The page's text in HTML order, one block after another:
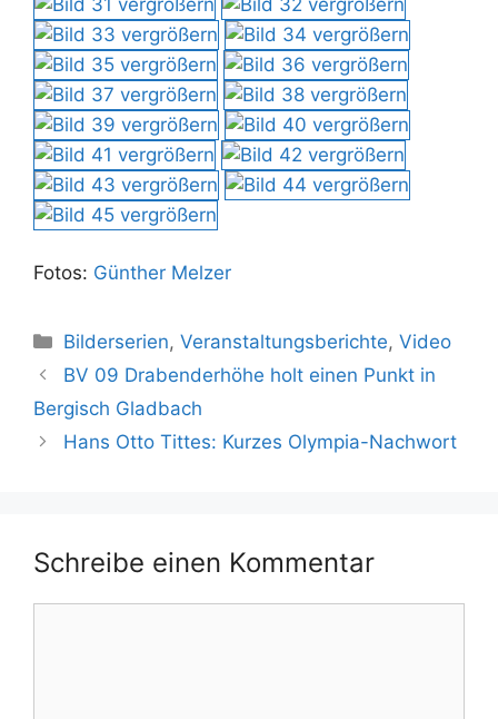
Fotos: Günther Melzer
Kategorien
Bilderserien,Veranstaltungsberichte,Video
BV 09 Drabenderhöhe holt einen Punkt in
Bergisch Gladbach
Hans Otto Tittes: Kurzes Olympia-Nachwort
Schreibe einen Kommentar